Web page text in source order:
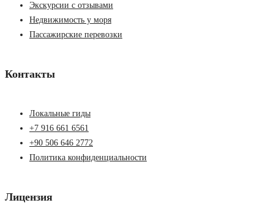
Экскурсии с отзывами
Недвижимость у моря
Пассажирские перевозки
Контакты
Локальные гиды
+7 916 661 6561
+90 506 646 2772
Политика конфиденциальности
Лицензия